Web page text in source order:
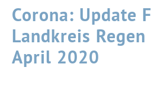
Corona: Update
Landkreis
April 2020